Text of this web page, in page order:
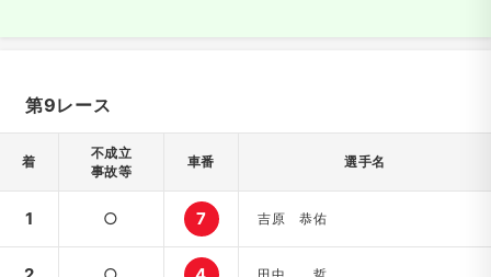
第9レース
着
不成立
事故等
車番 選手名
1 ○ 7 吉原 恭佑